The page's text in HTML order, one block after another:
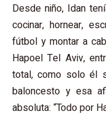
Desde niño, Idan
cocinar, hornear,
fútbol y montar a
Hapoel Tel Aviv,
total, como solo él
baloncesto y esa
absoluta: “Todo por